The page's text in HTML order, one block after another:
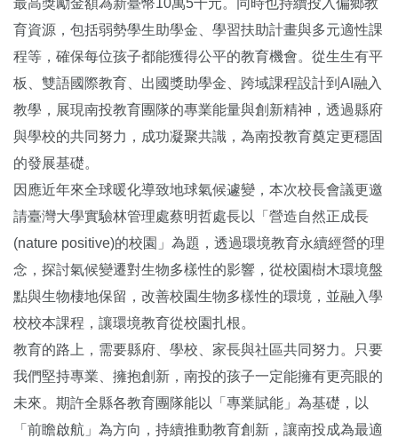
育資源，包括弱勢學生助學金、學習扶助計畫與多元適性課
程等，確保每位孩子都能獲得公平的教育機會。從生生有平
板、雙語國際教育、出國獎助學金、跨域課程設計到AI融入
教學，展現南投教育團隊的專業能量與創新精神，透過縣府
與學校的共同努力，成功凝聚共識，為南投教育奠定更穩固
的發展基礎。
因應近年來全球暖化導致地球氣候遽變，本次校長會議更邀
請臺灣大學實驗林管理處蔡明哲處長以「營造自然正成長
(nature positive)的校園」為題，透過環境教育永續經營的理
念，探討氣候變遷對生物多樣性的影響，從校園樹木環境盤
點與生物棲地保留，改善校園生物多樣性的環境，並融入學
校校本課程，讓環境教育從校園扎根。
教育的路上，需要縣府、學校、家長與社區共同努力。只要
我們堅持專業、擁抱創新，南投的孩子一定能擁有更亮眼的
未來。期許全縣各教育團隊能以「專業賦能」為基礎，以
「前瞻啟航」為方向，持續推動教育創新，讓南投成為最適